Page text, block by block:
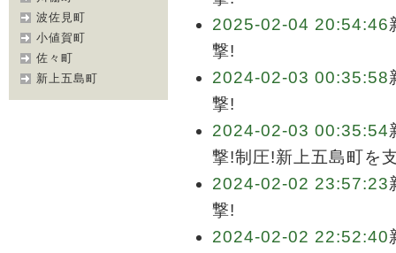
波佐見町
小値賀町
佐々町
新上五島町
2025-02-04 20:54:46
撃!
2024-02-03 00:35:58
撃!
2024-02-03 00:35:54
撃!制圧!新上五島町を
2024-02-02 23:57:23
撃!
2024-02-02 22:52:40